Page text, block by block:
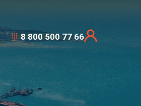
8 800 500 77 66